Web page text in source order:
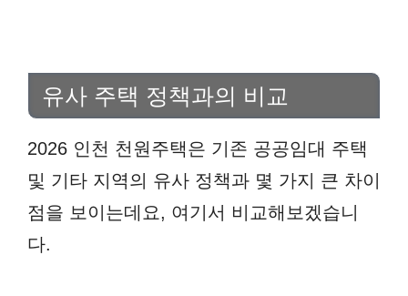
유사 주택 정책과의 비교
2026 인천 천원주택은 기존 공공임대 주택
및 기타 지역의 유사 정책과 몇 가지 큰 차이
점을 보이는데요, 여기서 비교해보겠습니
다.